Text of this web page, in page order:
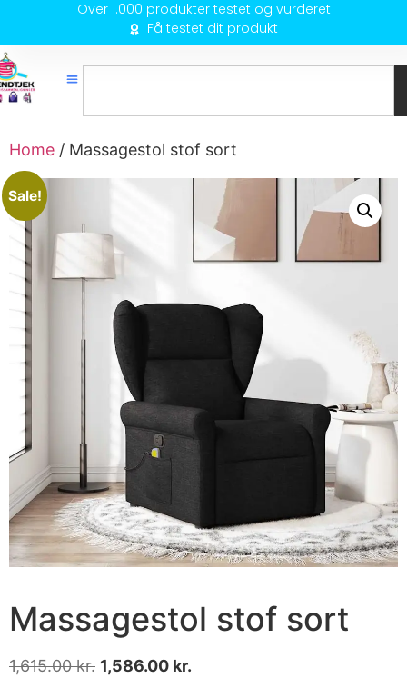
Over 1.000 produkter testet og vurderet
Få testet dit produkt
Home / Massagestol stof sort
Sale!
Massagestol stof sort
1,615.00kr. 1,586.00 kr.